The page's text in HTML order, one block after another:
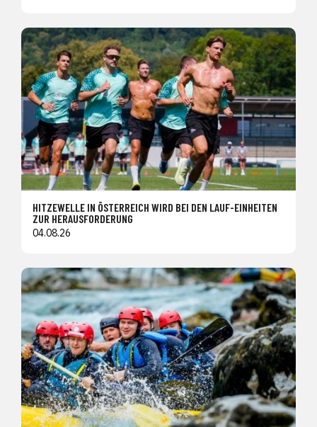
HITZEWELLE IN ÖSTERREICH WIRD BEI DEN LAUF-EINHEITEN
ZUR HERAUSFORDERUNG
04.08.26